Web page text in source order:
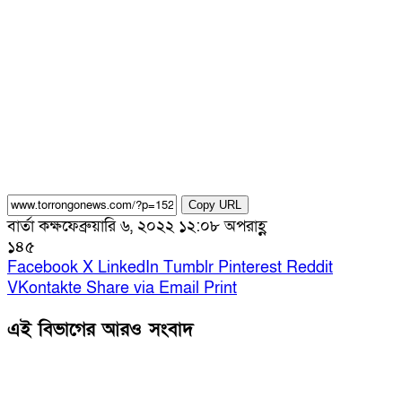
Copy URL
বার্তা কক্ষফেব্রুয়ারি ৬, ২০২২ ১২:০৮ অপরাহ্ণ
১৪৫
Facebook X LinkedIn Tumblr Pinterest Reddit
VKontakte Share via Email Print
এই বিভাগের আরও সংবাদ